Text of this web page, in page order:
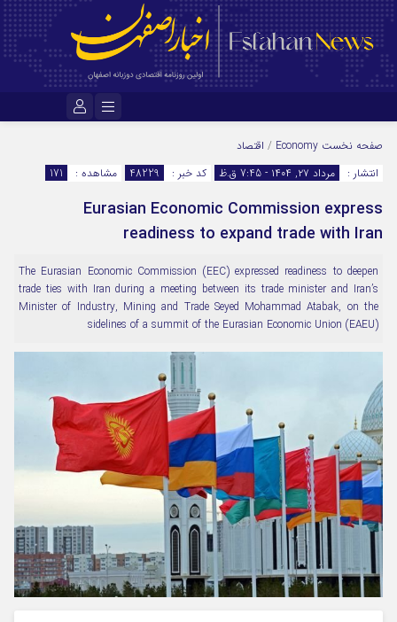
رمز عبور
مرا به خاطر بسپار
صفحه نخست Economy
/ اقتصاد
انتشار :
مرداد ۲۷, ۱۴۰۴ - 7:45 ق.ظ کد خبر : 48229 مشاهده : 171
Eurasian Economic Commission express
readiness to expand trade with Iran
The Eurasian Economic Commission (EEC) expressed readiness to deepen
trade ties with Iran during a meeting between its trade minister and Iran’s
Minister of Industry, Mining and Trade Seyed Mohammad Atabak, on the
sidelines of a summit of the Eurasian Economic Union (EAEU)